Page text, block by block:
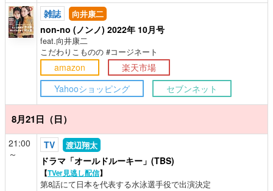
雑誌 向井康二
non-no (ノンノ) 2022年 10月号
feat.向井康二
こだわりこものの #コージネート
amazon
楽天市場
Yahooショッピング
セブンネット
8月21日（日）
21:00
～
TV 渡辺翔太
ドラマ「オールドルーキー」(TBS)
【TVer見逃し配信】
第8話にて日本を代表する水泳選手役で出演決定